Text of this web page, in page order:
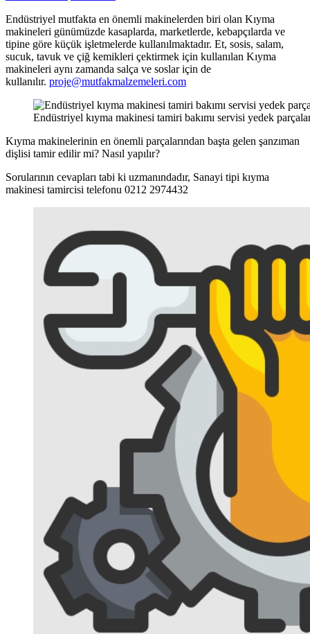
Endüstriyel mutfakta en önemli makinelerden biri olan Kıyma
makineleri günümüzde kasaplarda, marketlerde, kebapçılarda ve
tipine göre küçük işletmelerde kullanılmaktadır. Et, sosis, salam,
sucuk, tavuk ve çiğ kemikleri çektirmek için kullanılan Kıyma
makineleri aynı zamanda salça ve soslar için de
kullanılır. proje@mutfakmalzemeleri.com
Endüstriyel kıyma makinesi tamiri bakımı servisi yedek
Kıyma makinelerinin en önemli parçalarından başta gelen şanzıman
dişlisi tamir edilir mi? Nasıl yapılır?
Sorularının cevapları tabi ki uzmanındadır, Sanayi tipi kıyma
makinesi tamircisi telefonu 0212 2974432